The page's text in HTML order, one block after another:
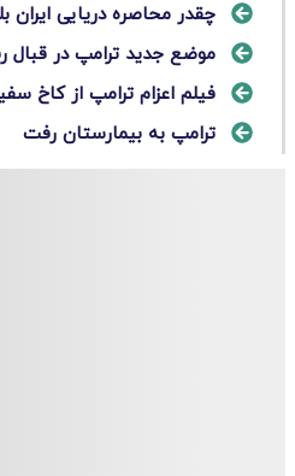
چقدر محاصره دریایی
موضع جدید ترامپ در قبال
فیلم اعزام ترامپ از کاخ
ترامپ به بیمارستان رفت